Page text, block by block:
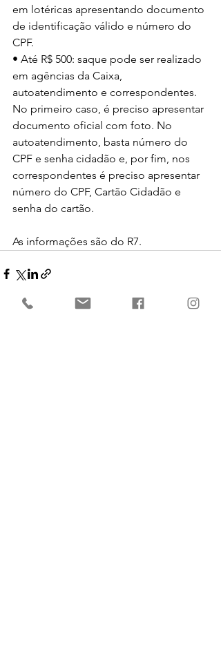
em lotéricas apresentando documento
de identificação válido e número do
CPF.
• Até R$ 500: saque pode ser realizado
em agências da Caixa,
autoatendimento e correspondentes.
No primeiro caso, é preciso apresentar
documento oficial com foto. No
autoatendimento, basta número do
CPF e senha cidadão e, por fim, nos
correspondentes é preciso apresentar
número do CPF, Cartão Cidadão e
senha do cartão.
As informações são do R7.